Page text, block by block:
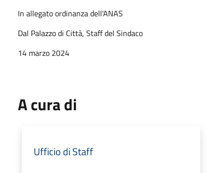
In allegato ordinanza dell'ANAS
Dal Palazzo di Città, Staff del Sindaco
14 marzo 2024
A cura di
Ufficio di Staff